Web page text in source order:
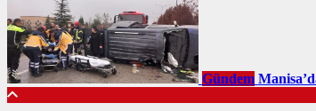
Gündem